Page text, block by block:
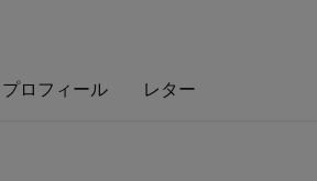
プロフィール レター